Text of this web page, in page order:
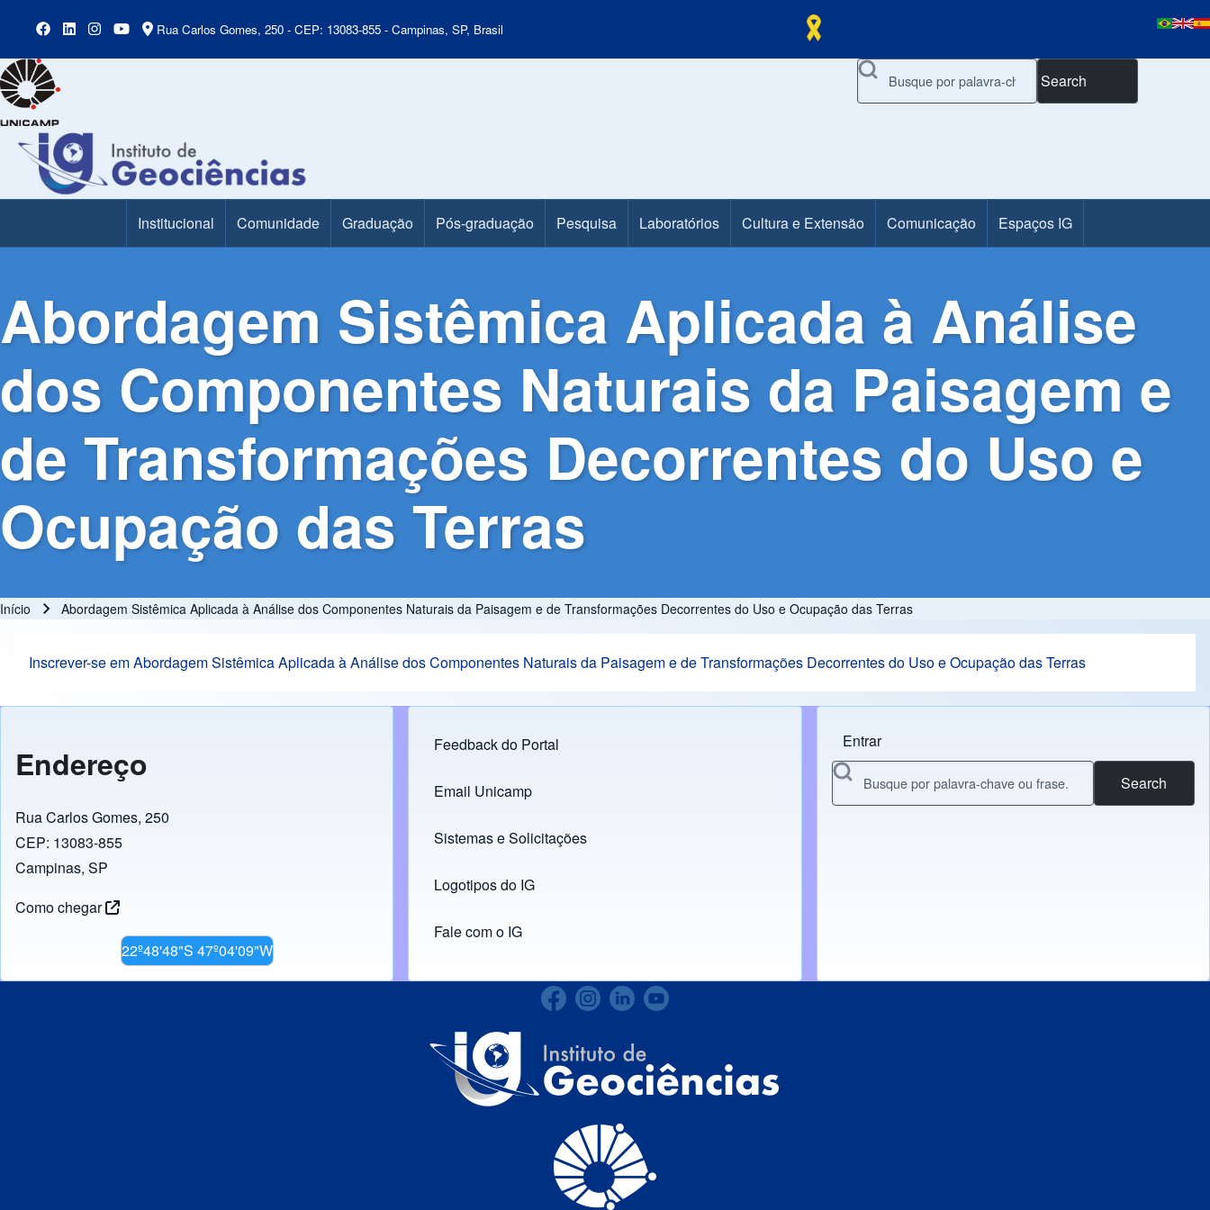
Rua Carlos Gomes, 250 - CEP: 13083-855 - Campinas, SP, Brasil
Search
Main MenuInstitucional Comunidade Graduação Pós-graduação Pesquisa Laboratórios Cultura e Extensão Comunicação Espaços IG
Abordagem Sistêmica Aplicada à Análise
dos Componentes Naturais da Paisagem e
de Transformações Decorrentes do Uso e
Ocupação das Terras
Início Abordagem Sistêmica Aplicada à Análise dos Componentes Naturais da Paisagem e de Transformações Decorrentes do Uso e Ocupação das Terras
Inscrever-se em Abordagem Sistêmica Aplicada à Análise dos Componentes Naturais da Paisagem e de Transformações Decorrentes do Uso e Ocupação das Terras
Endereço
Rua Carlos Gomes, 250
CEP: 13083-855
Campinas, SP
Como chegar
22º48'48"S 47º04'09"W
Footer menu
Feedback do Portal
Links
Email Unicamp
(opens in new tab)
Sistemas e Solicitações
(opens in new tab)
Logotipos do IG
(opens in new tab)
Fale com o IG
Menu do usuário
Entrar
Search